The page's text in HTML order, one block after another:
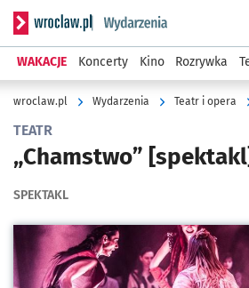
Serwis informacyjny wroclaw.pl
WAKACJE Koncerty Kino Rozrywka
wroclaw.pl Wydarzenia Teatr i opera
TEATR
„Chamstwo”
SPEKTAKL
Kliknij, aby powiększyć